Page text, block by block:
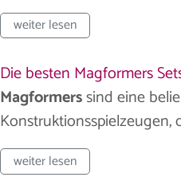
weiter lesen
Die besten Magformers
Magformerssind eine
Konstruktionsspielzeugen,
weiter lesen